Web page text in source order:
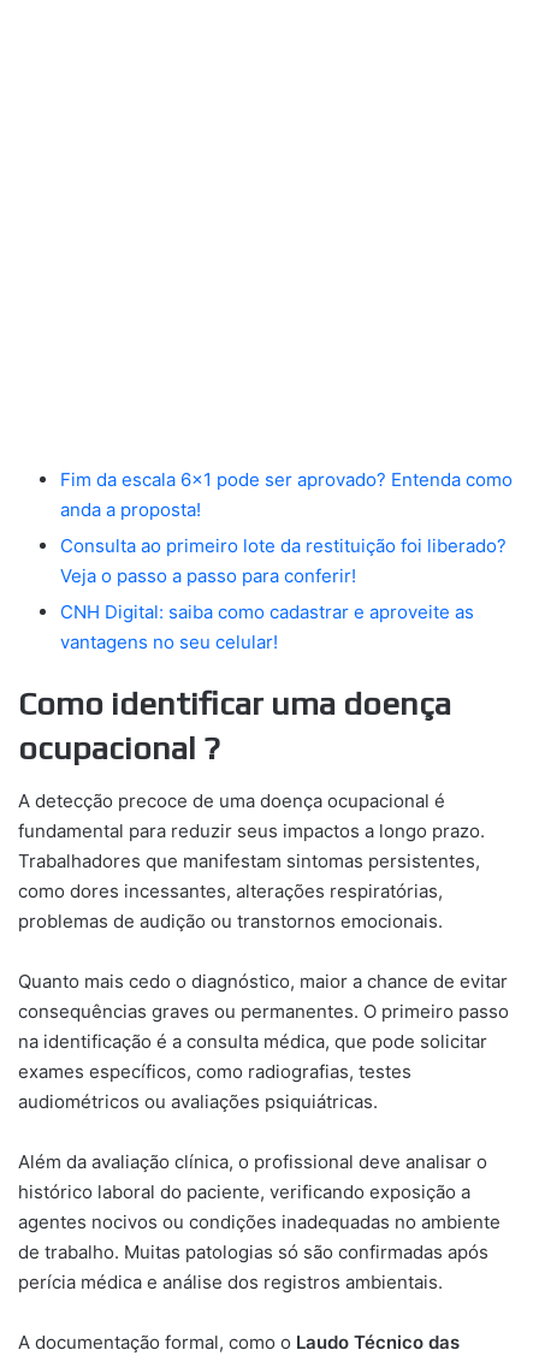
Fim da escala 6×1 pode ser aprovado? Entenda como
anda a proposta!
Consulta ao primeiro lote da restituição foi liberado?
Veja o passo a passo para conferir!
CNH Digital: saiba como cadastrar e aproveite as
vantagens no seu celular!
Como identificar uma doença
ocupacional ?
A detecção precoce de uma doença ocupacional é
fundamental para reduzir seus impactos a longo prazo.
Trabalhadores que manifestam sintomas persistentes,
como dores incessantes, alterações respiratórias,
problemas de audição ou transtornos emocionais.
Quanto mais cedo o diagnóstico, maior a chance de evitar
consequências graves ou permanentes. O primeiro passo
na identificação é a consulta médica, que pode solicitar
exames específicos, como radiografias, testes
audiométricos ou avaliações psiquiátricas.
Além da avaliação clínica, o profissional deve analisar o
histórico laboral do paciente, verificando exposição a
agentes nocivos ou condições inadequadas no ambiente
de trabalho. Muitas patologias só são confirmadas após
perícia médica e análise dos registros ambientais.
A documentação formal, como o Laudo Técnico das